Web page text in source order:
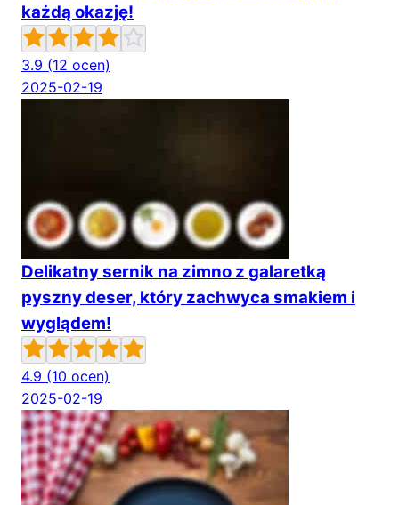
każdą okazję!
3.9 (12 ocen)
2025-02-19
Delikatny sernik na zimno z galaretką
pyszny deser, który zachwyca smakiem i
wyglądem!
4.9 (10 ocen)
2025-02-19